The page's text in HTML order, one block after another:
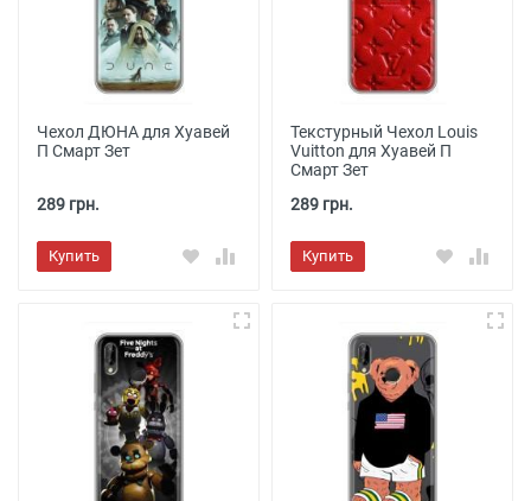
Чехол ДЮНА для Хуавей
П Смарт Зет
289 грн.
Купить
Текстурный Чехол Louis
Vuitton для Хуавей П
Смарт Зет
289 грн.
Купить